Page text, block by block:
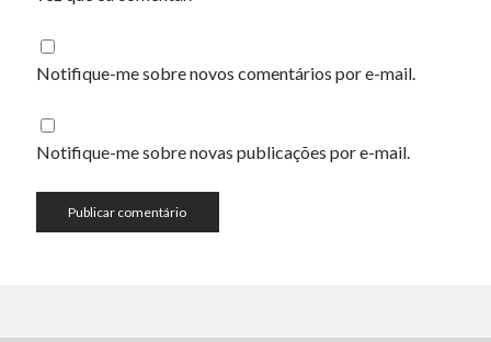
Notifique-me sobre novos comentários por e-mail.
Notifique-me sobre novas publicações por e-mail.